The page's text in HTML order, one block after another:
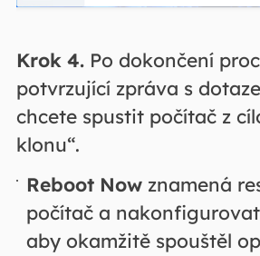
Krok 4.Po dokončení
potvrzující zpráva s
chcete spustit počítač z
klonu“.
Reboot Now znamená
počítač a
aby okamžitě spouštěl